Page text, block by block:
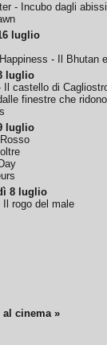
- Incubo dagli abissi
luglio
- Il Bhutan
luglio
Il castello di
finestre che ridono
luglio
8 luglio
Il rogo del male
cinema »